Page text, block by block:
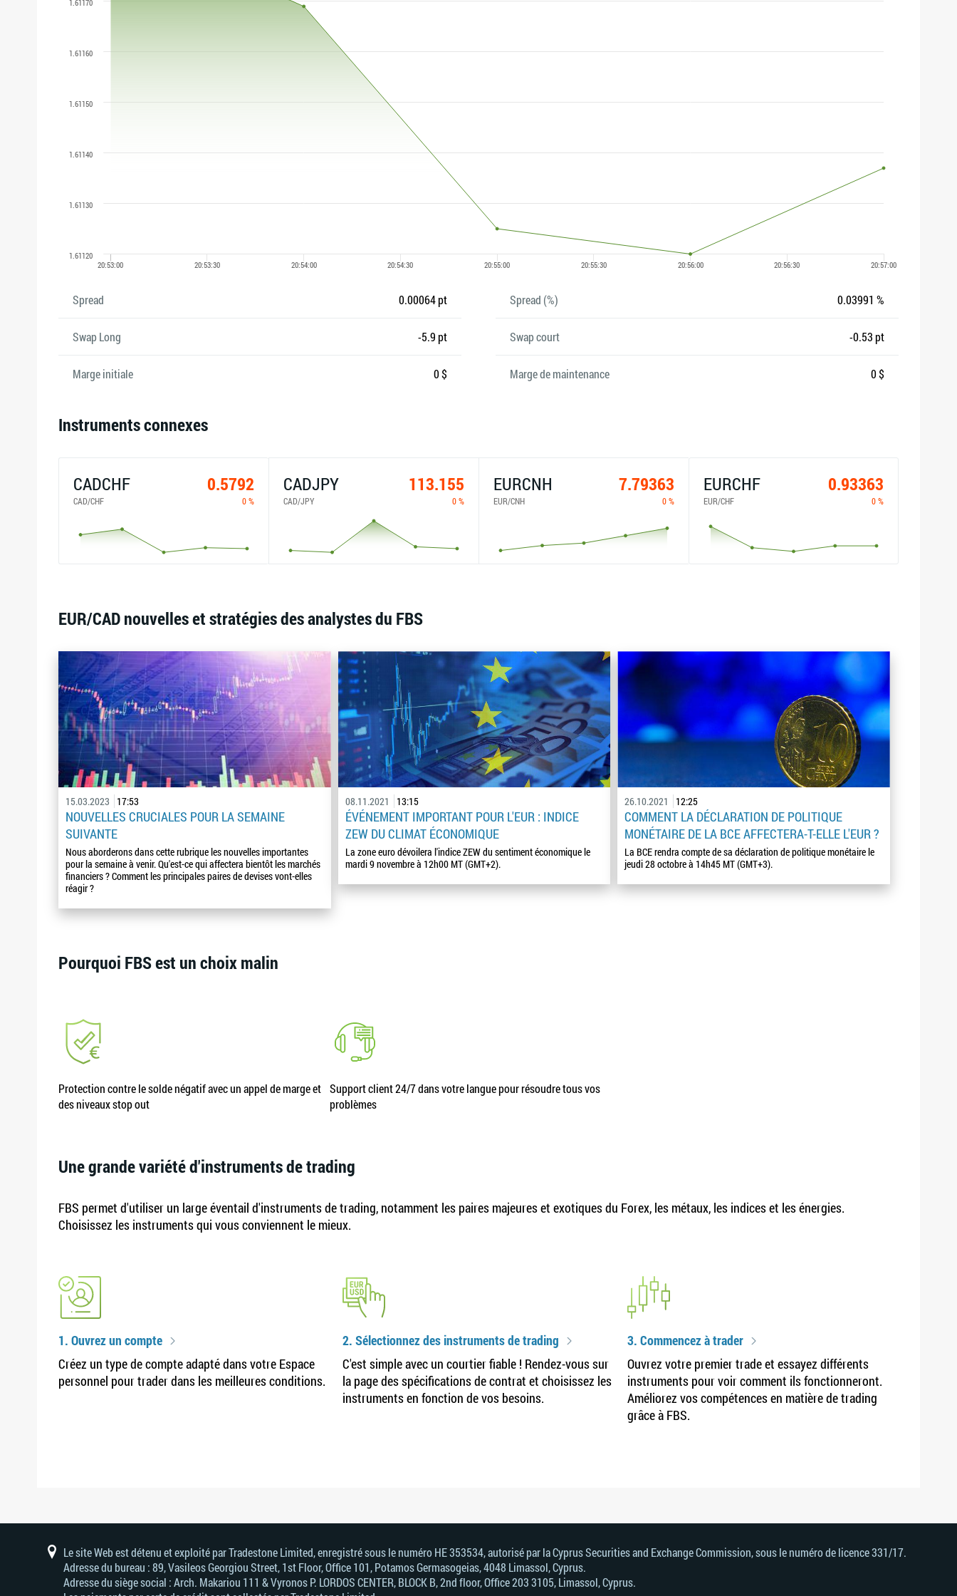
Spread 0.00064 pt Spread (%) 0.03991 %
Swap Long -5.9 pt Swap court -0.53 pt
Marge initiale 0 $ Marge de maintenance 0 $
Instruments connexes
CADCHF 0.5792
CAD/CHF 0 %
CADJPY 113.155
CAD/JPY 0 %
EURCNH 7.79363
EUR/CNH 0 %
EURCHF 0.93363
EUR/CHF 0 %
EUR/CAD nouvelles et stratégies des analystes du FBS
15.03.2023 17:53
NOUVELLES CRUCIALES POUR LA SEMAINE
SUIVANTE
Nous aborderons dans cette rubrique les nouvelles importantes
pour la semaine à venir. Qu'est-ce qui affectera bientôt les marchés
financiers ? Comment les principales paires de devises vont-elles
réagir ?
08.11.2021 13:15
ÉVÉNEMENT IMPORTANT POUR L'EUR : INDICE
ZEW DU CLIMAT ÉCONOMIQUE
La zone euro dévoilera l'indice ZEW du sentiment économique le
mardi 9 novembre à 12h00 MT (GMT+2).
26.10.2021 12:25
COMMENT LA DÉCLARATION DE POLITIQUE
MONÉTAIRE DE LA BCE AFFECTERA-T-ELLE L'EUR ?
La BCE rendra compte de sa déclaration de politique monétaire le
jeudi 28 octobre à 14h45 MT (GMT+3).
Pourquoi FBS est un choix malin
Protection contre le solde négatif avec un appel de marge et
des niveaux stop out
Support client 24/7 dans votre langue pour résoudre tous vos
problèmes
Une grande variété d'instruments de trading
FBS permet d'utiliser un large éventail d'instruments de trading, notamment les paires majeures et exotiques du Forex, les métaux, les indices et les énergies.
Choisissez les instruments qui vous conviennent le mieux.
1. Ouvrez un compte
Créez un type de compte adapté dans votre Espace
personnel pour trader dans les meilleures conditions.
2. Sélectionnez des instruments de trading
C'est simple avec un courtier fiable ! Rendez-vous sur
la page des spécifications de contrat et choisissez les
instruments en fonction de vos besoins.
3. Commencez à trader
Ouvrez votre premier trade et essayez différents
instruments pour voir comment ils fonctionneront.
Améliorez vos compétences en matière de trading
grâce à FBS.
Le site Web est détenu et exploité par Tradestone Limited, enregistré sous le numéro HE 353534, autorisé par la Cyprus Securities and Exchange Commission, sous le numéro de licence 331/17.
Adresse du bureau : 89, Vasileos Georgiou Street, 1st Floor, Office 101, Potamos Germasogeias, 4048 Limassol, Cyprus.
Adresse du siège social : Arch. Makariou 111 & Vyronos Р. LORDOS CENTER, BLOCK В, 2nd floor, Office 203 3105, Limassol, Cyprus.